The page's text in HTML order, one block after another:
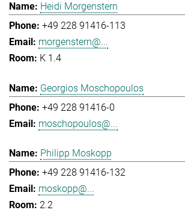
Heidi Morgenstern
+49 228 91416-113
morgenstern@...
K 1.4
Georgios Moschopoulos
+49 228 91416-0
moschopoulos@...
Philipp Moskopp
+49 228 91416-132
moskopp@...
2.2